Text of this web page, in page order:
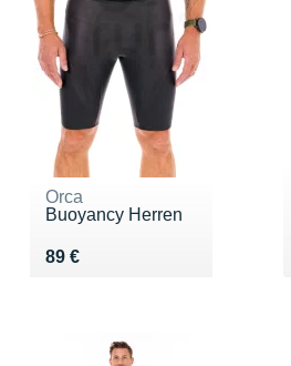
Orca
Buoyancy Herren
89 €
Vendu 89 €